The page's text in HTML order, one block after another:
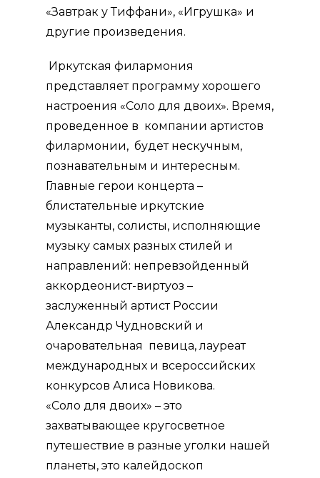
«Завтрак у Тиффани», «Игрушка» и
другие произведения.
Иркутская филармония
представляет программу хорошего
настроения «Соло для двоих». Время,
проведенное в компании артистов
филармонии, будет нескучным,
познавательным и интересным.
Главные герои концерта –
блистательные иркутские
музыканты, солисты, исполняющие
музыку самых разных стилей и
направлений: непревзойденный
аккордеонист-виртуоз –
заслуженный артист России
Александр Чудновский и
очаровательная певица, лауреат
международных и всероссийских
конкурсов Алиса Новикова.
«Соло для двоих» – это
захватывающее кругосветное
путешествие в разные уголки нашей
планеты, это калейдоскоп